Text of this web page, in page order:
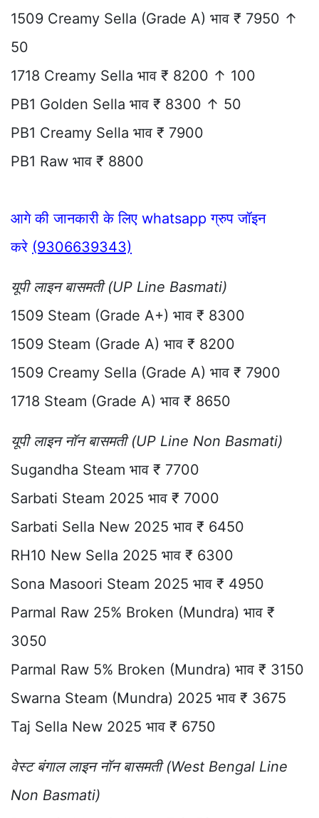
1509 Creamy Sella (Grade A) भाव ₹ 7950 ↑
50
1718 Creamy Sella भाव ₹ 8200 ↑ 100
PB1 Golden Sella भाव ₹ 8300 ↑ 50
PB1 Creamy Sella भाव ₹ 7900
PB1 Raw भाव ₹ 8800
आगे की जानकारी के लिए whatsapp ग्रुप जॉइन
करे (9306639343)
यूपी लाइन बासमती (UP Line Basmati)
1509 Steam (Grade A+) भाव ₹ 8300
1509 Steam (Grade A) भाव ₹ 8200
1509 Creamy Sella (Grade A) भाव ₹ 7900
1718 Steam (Grade A) भाव ₹ 8650
यूपी लाइन नॉन बासमती (UP Line Non Basmati)
Sugandha Steam भाव ₹ 7700
Sarbati Steam 2025 भाव ₹ 7000
Sarbati Sella New 2025 भाव ₹ 6450
RH10 New Sella 2025 भाव ₹ 6300
Sona Masoori Steam 2025 भाव ₹ 4950
Parmal Raw 25% Broken (Mundra) भाव ₹
3050
Parmal Raw 5% Broken (Mundra) भाव ₹ 3150
Swarna Steam (Mundra) 2025 भाव ₹ 3675
Taj Sella New 2025 भाव ₹ 6750
वेस्ट बंगाल लाइन नॉन बासमती (West Bengal Line
Non Basmati)